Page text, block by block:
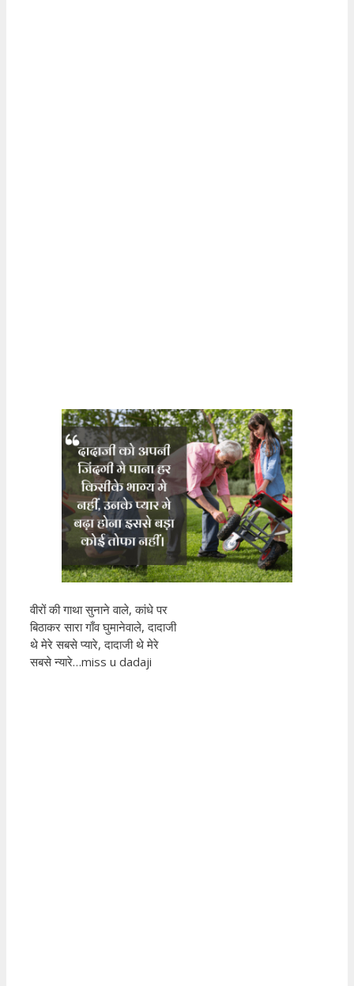
वीरों की गाथा सुनाने वाले, कांधे पर
बिठाकर सारा गाँव घुमानेवाले, दादाजी
थे मेरे सबसे प्यारे, दादाजी थे मेरे
सबसे न्यारे…miss u dadaji